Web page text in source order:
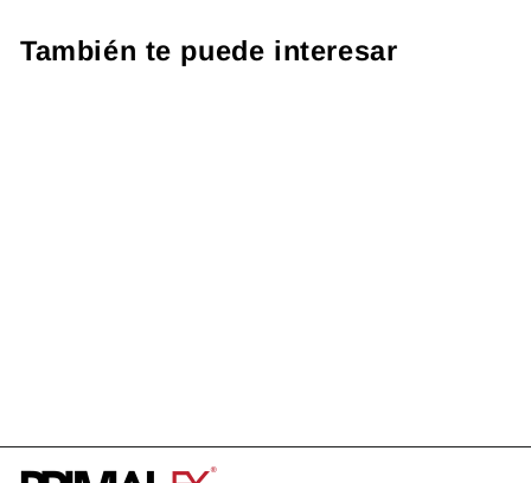
También te puede interesar